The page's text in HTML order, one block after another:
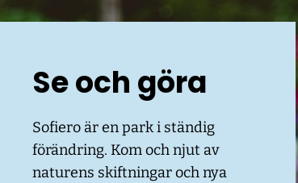
Se och göra
Sofiero är en park i ständig
förändring. Kom och njut av
naturens skiftningar och nya